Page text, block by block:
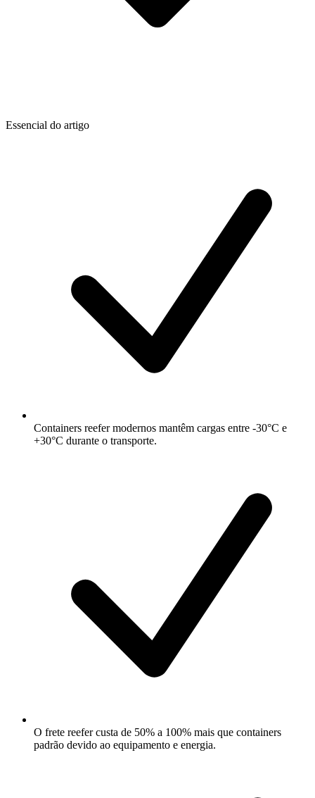
Essencial do artigo
Containers reefer modernos mantêm cargas entre -30°C e
+30°C durante o transporte.
O frete reefer custa de 50% a 100% mais que containers
padrão devido ao equipamento e energia.